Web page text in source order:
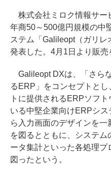
株式会社ミロク情報サー
年商50～500億円規模の中
ステム「Galileopt（ガリレ
発表した。4月1日より販売
Galileopt DXは、「さら
るERP」をコンセプトと
トに提供されるERPソフ
いる中堅企業向けERPシ
ら入力画面のデザインを
を図るとともに、システ
ータ集計といった各処理
図ったという。